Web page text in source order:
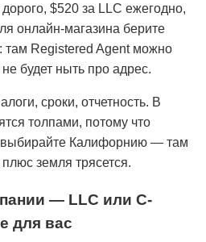
$520 за LLC ежегодно,
онлайн-магазина берите
там Registered Agent можно
будет ныть про адрес.
сроки, отчетность. В
толпами, потому что
выбирайте Калифорнию — там
земля трясется.
— LLC или C-
для вас